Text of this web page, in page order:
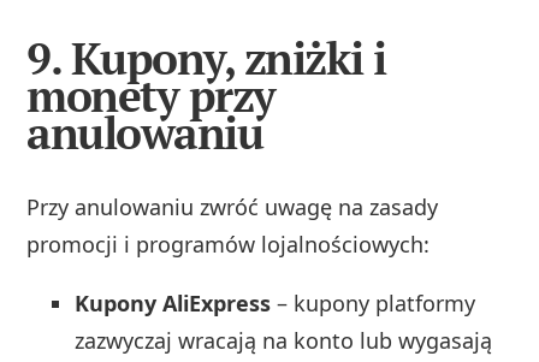
9. Kupony, zniżki i
monety przy
anulowaniu
Przy anulowaniu zwróć uwagę na zasady
promocji i programów lojalnościowych:
Kupony AliExpress – kupony platformy
zazwyczaj wracają na konto lub wygasają